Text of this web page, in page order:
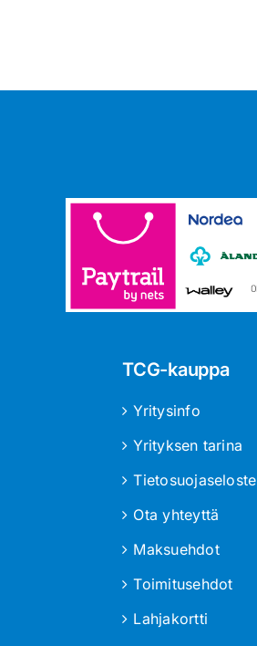
TCG-kauppa
Yritysinfo
Yrityksen tarina
Tietosuojaseloste
Ota yhteyttä
Maksuehdot
Toimitusehdot
Lahjakortti